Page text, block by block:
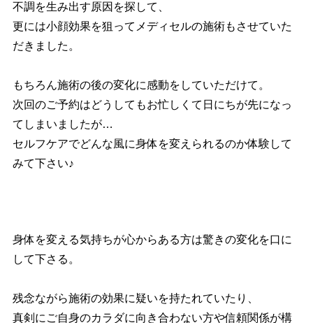
不調を生み出す原因を探して、
更には小顔効果を狙ってメディセルの施術もさせていた
だきました。
もちろん施術の後の変化に感動をしていただけて。
次回のご予約はどうしてもお忙しくて日にちが先になっ
てしまいましたが…
セルフケアでどんな風に身体を変えられるのか体験して
みて下さい♪
身体を変える気持ちが心からある方は驚きの変化を口に
して下さる。
残念ながら施術の効果に疑いを持たれていたり、
真剣にご自身のカラダに向き合わない方や信頼関係が構